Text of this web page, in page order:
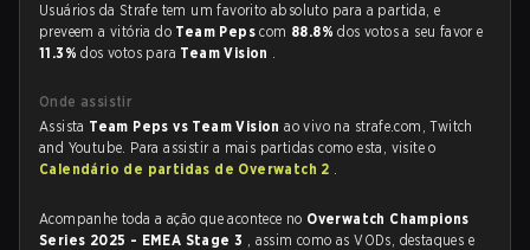
Usuários da Strafe tem um favorito absoluto para a partida, e
preveem a vitória do Team Pepscom 88.8%dos votos a seu favor e
11.3%dos votos para Team Vision .
Onde assistir
Assista Team Peps vs Team Visionao vivo na strafe.com, Twitch
and Youtube. Para assistir a mais partidas como esta, visite o
Calendário de partidas de Overwatch 2 .
Acompanhe toda a ação que acontece no Overwatch Champions
Series 2025 - EMEA Stage 3 , assim como as VODs, destaques e